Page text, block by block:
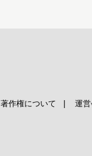
著作権について 運